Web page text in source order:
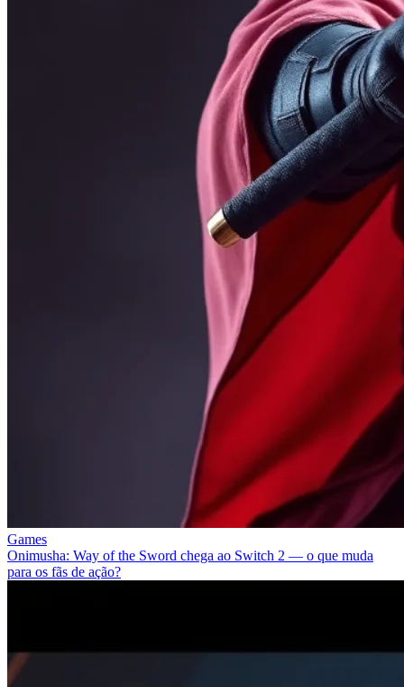
Games
Onimusha: Way of the Sword chega ao Switch 2 — o que muda
para os fãs de ação?